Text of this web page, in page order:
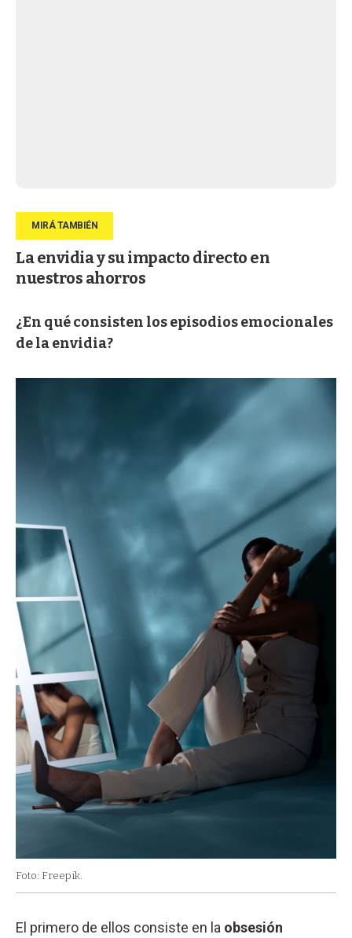
La envidia y su impacto directo en
nuestros ahorros
¿En qué consisten los episodios emocionales
de la envidia?
Foto: Freepik.
El primero de ellos consiste en la obsesión